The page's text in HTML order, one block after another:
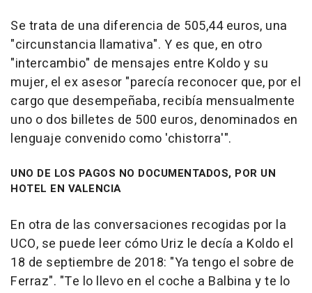
Se trata de una diferencia de 505,44 euros, una
"circunstancia llamativa". Y es que, en otro
"intercambio" de mensajes entre Koldo y su
mujer, el ex asesor "parecía reconocer que, por el
cargo que desempeñaba, recibía mensualmente
uno o dos billetes de 500 euros, denominados en
lenguaje convenido como 'chistorra'".
UNO DE LOS PAGOS NO DOCUMENTADOS, POR UN
HOTEL EN VALENCIA
En otra de las conversaciones recogidas por la
UCO, se puede leer cómo Uriz le decía a Koldo el
18 de septiembre de 2018: "Ya tengo el sobre de
Ferraz". "Te lo llevo en el coche a Balbina y te lo